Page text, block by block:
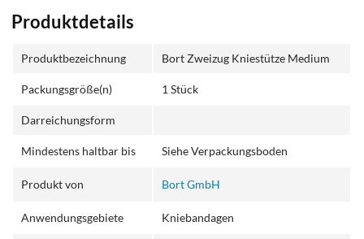
Produktdetails
Produktbezeichnung Bort Zweizug Kniestütze Medium
Packungsgröße(n) 1 Stück
Darreichungsform
Mindestens haltbar bis Siehe Verpackungsboden
Produkt von Bort GmbH
Anwendungsgebiete Kniebandagen